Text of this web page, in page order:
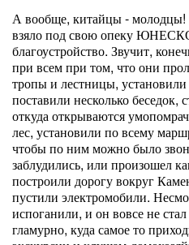
А вообще, китайцы - молодцы!
взяло под свою опеку
благоустройство. Звучит,
при всем при том, что они
тропы и лестницы,
поставили несколько
откуда открываются
лес, установили по всему
чтобы по ним можно было
заблудились, или произошел
построили дорогу вокруг
пустили электромобили.
испоганили, и он вовсе не
гламурно, куда самое то